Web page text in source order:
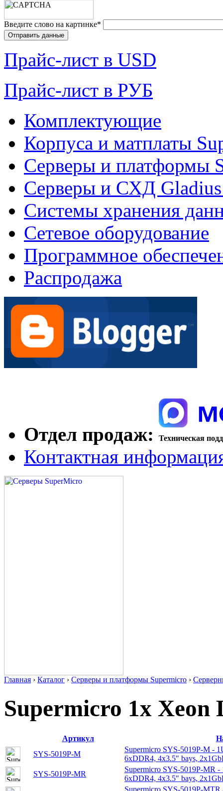
Введите слово на картинке*
Прайc-лист в USD
Прайc-лист в РУБ
Комплектующие
Корпуса и матплаты
Серверы и платформы
Серверы и СХД Gladius
Системы хранения
Сетевое оборудование
Программное
Распродажа
Отдел продаж: Техническая
Контактная
Главная › Каталог › Серверы и платформы Supermicro ›
Supermicro 1x Xeon
Артикул
SYS-5019P-M
Supermicro SYS-5019P-M -
6xDDR4, 4x3.5" bays,
SYS-5019P-MR
Supermicro SYS-5019P-MR
6xDDR4, 4x3.5" bays,
Supermicro SYS-5019P-